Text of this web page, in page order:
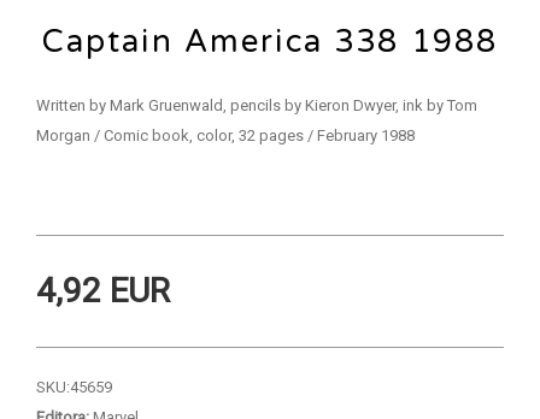
Captain America 338 1988
Written by Mark Gruenwald, pencils by Kieron Dwyer, ink by Tom
Morgan / Comic book, color, 32 pages / February 1988
4,92 EUR
SKU:45659